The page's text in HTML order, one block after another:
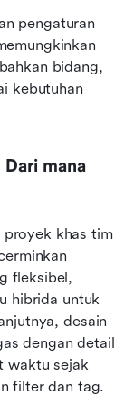
pengaturan
bidang,
kebutuhan
mana
proyek khas tim
fleksibel,
hibrida untuk
desain
dengan detail
waktu sejak
filter dan tag.